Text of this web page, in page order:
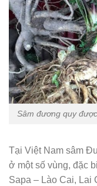
Sâm đương quy
Tại Việt Nam sâm
ở một số vùng, đặc
Sapa – Lào Cai,